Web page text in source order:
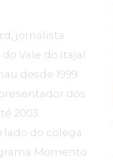
jornalista
Vale do Itajaí
desde 1999.
dos
2003.
lado do colega
Momento